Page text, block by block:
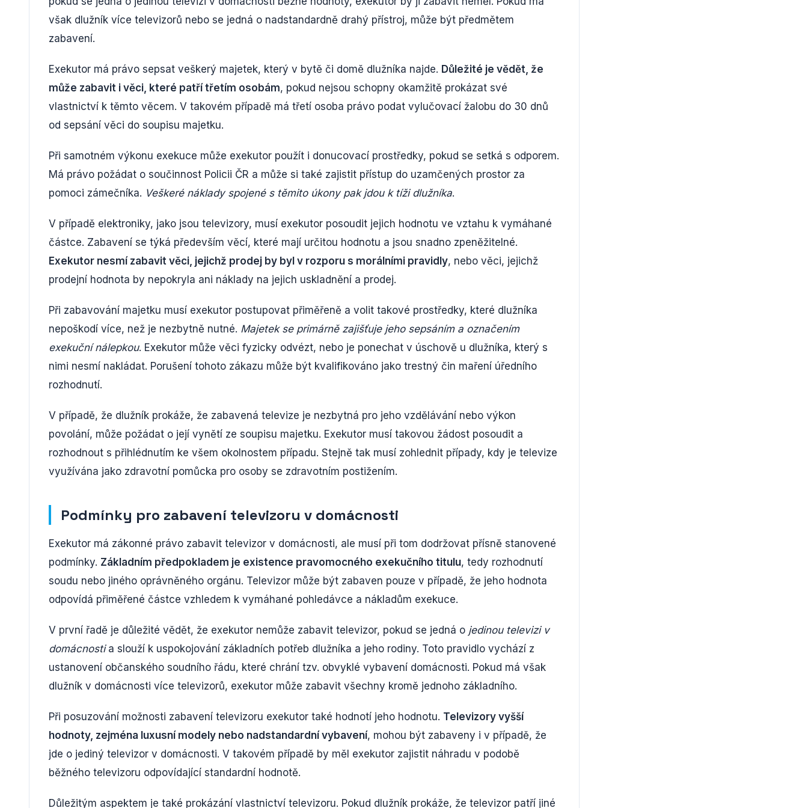
však dlužník více televizorů nebo se jedná o nadstandardně drahý přístroj, může být předmětem
zabavení.
Exekutor má právo sepsat veškerý majetek, který v bytě či domě dlužníka najde. Důležité je vědět, že
může zabavit i věci, které patří třetím osobám, pokud nejsou schopny okamžitě prokázat své
vlastnictví k těmto věcem. V takovém případě má třetí osoba právo podat vylučovací žalobu do 30 dnů
od sepsání věci do soupisu majetku.
Při samotném výkonu exekuce může exekutor použít i donucovací prostředky, pokud se setká s odporem.
Má právo požádat o součinnost Policii ČR a může si také zajistit přístup do uzamčených prostor za
pomoci zámečníka. Veškeré náklady spojené s těmito úkony pak jdou k tíži dlužníka.
V případě elektroniky, jako jsou televizory, musí exekutor posoudit jejich hodnotu ve vztahu k vymáhané
částce. Zabavení se týká především věcí, které mají určitou hodnotu a jsou snadno zpeněžitelné.
Exekutor nesmí zabavit věci, jejichž prodej by byl v rozporu s morálními pravidly, nebo věci, jejichž
prodejní hodnota by nepokryla ani náklady na jejich uskladnění a prodej.
Při zabavování majetku musí exekutor postupovat přiměřeně a volit takové prostředky, které dlužníka
nepoškodí více, než je nezbytně nutné. Majetek se primárně zajišťuje jeho sepsáním a označením
exekuční nálepkou. Exekutor může věci fyzicky odvézt, nebo je ponechat v úschově u dlužníka, který s
nimi nesmí nakládat. Porušení tohoto zákazu může být kvalifikováno jako trestný čin maření úředního
rozhodnutí.
V případě, že dlužník prokáže, že zabavená televize je nezbytná pro jeho vzdělávání nebo výkon
povolání, může požádat o její vynětí ze soupisu majetku. Exekutor musí takovou žádost posoudit a
rozhodnout s přihlédnutím ke všem okolnostem případu. Stejně tak musí zohlednit případy, kdy je televize
využívána jako zdravotní pomůcka pro osoby se zdravotním postižením.
Podmínky pro zabavení televizoru v domácnosti
Exekutor má zákonné právo zabavit televizor v domácnosti, ale musí při tom dodržovat přísně stanovené
podmínky. Základním předpokladem je existence pravomocného exekučního titulu, tedy rozhodnutí
soudu nebo jiného oprávněného orgánu. Televizor může být zabaven pouze v případě, že jeho hodnota
odpovídá přiměřené částce vzhledem k vymáhané pohledávce a nákladům exekuce.
V první řadě je důležité vědět, že exekutor nemůže zabavit televizor, pokud se jedná o jedinou televizi v
domácnostia slouží k uspokojování základních potřeb dlužníka a jeho rodiny. Toto pravidlo vychází z
ustanovení občanského soudního řádu, které chrání tzv. obvyklé vybavení domácnosti. Pokud má však
dlužník v domácnosti více televizorů, exekutor může zabavit všechny kromě jednoho základního.
Při posuzování možnosti zabavení televizoru exekutor také hodnotí jeho hodnotu. Televizory vyšší
hodnoty, zejména luxusní modely nebo nadstandardní vybavení, mohou být zabaveny i v případě, že
jde o jediný televizor v domácnosti. V takovém případě by měl exekutor zajistit náhradu v podobě
běžného televizoru odpovídající standardní hodnotě.
Důležitým aspektem je také prokázání vlastnictví televizoru. Pokud dlužník prokáže, že televizor patří jiné